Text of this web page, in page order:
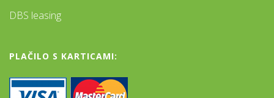
DBS leasing
PLAČILO S KARTICAMI: